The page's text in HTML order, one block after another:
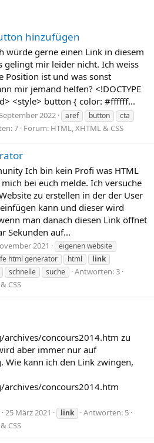
hinzufügen
würde gerne einen Link in diesem
gelingt mir leider nicht. Ich weiss
Position ist und was sonst
mir jemand helfen? <!DOCTYPE
<style> button { color: #ffffff...
2022 aref button
cta
7 Forum: HTML, XHTML & CSS
Ich bin kein Profi was HTML
bei euch melde. Ich versuche
zu erstellen in der der User
kann und dieser wird
man danach diesen Link öffnet
Sekunden auf...
2021
eigenen website
html generator html
link
schnelle suche
Antworten: 3
CSS
concours2014.htm zu
aber immer nur auf
kann ich den Link zwingen,
concours2014.htm
25 März 2021 link
Antworten: 5
CSS